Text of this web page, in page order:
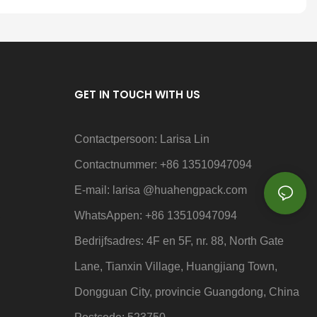
GET IN TOUCH WITH US
Contactpersoon: Larisa Lin
Contactnummer: +86 13510947094
E-mail: larisa @huahengpack.com
WhatsAppen: +86 13510947094
Bedrijfsadres: 4F en 5F, nr. 88, North Gate
Lane, Tianxin Village, Huangjiang Town,
Dongguan City, provincie Guangdong, China